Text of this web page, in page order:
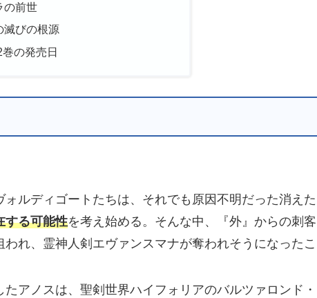
の前世
滅びの根源
の発売日
ルディゴートたちは、それでも原因不明だった消えた
する可能性を考え始める。そんな中、『外』からの刺客
れ、霊神人剣エヴァンスマナが奪われそうになったこ
たアノスは、聖剣世界ハイフォリアのバルツァロンド・